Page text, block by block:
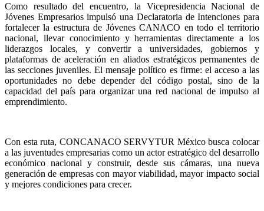
Como resultado del encuentro, la Vicepresidencia Nacional de
Jóvenes Empresarios impulsó una Declaratoria de Intenciones para
fortalecer la estructura de Jóvenes CANACO en todo el territorio
nacional, llevar conocimiento y herramientas directamente a los
liderazgos locales, y convertir a universidades, gobiernos y
plataformas de aceleración en aliados estratégicos permanentes de
las secciones juveniles. El mensaje político es firme: el acceso a las
oportunidades no debe depender del código postal, sino de la
capacidad del país para organizar una red nacional de impulso al
emprendimiento.
Con esta ruta, CONCANACO SERVYTUR México busca colocar
a las juventudes empresarias como un actor estratégico del desarrollo
económico nacional y construir, desde sus cámaras, una nueva
generación de empresas con mayor viabilidad, mayor impacto social
y mejores condiciones para crecer.